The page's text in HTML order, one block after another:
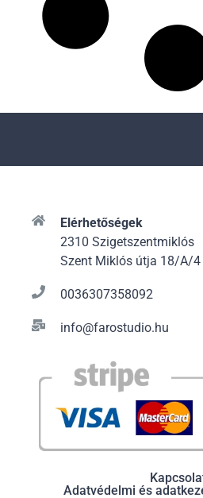
Elérhetőségek
2310 Szigetszentmiklós
Szent Miklós útja 18/A/4
0036307358092
info@farostudio.hu
Adatvédelmi és